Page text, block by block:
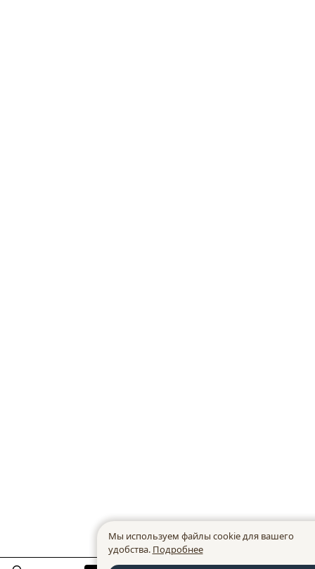
Мы используем файлы cookie для вашего
удобства. Подробнее